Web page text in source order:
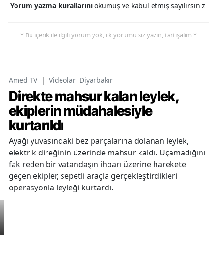
Yorum yazma kurallarını okumuş ve kabul etmiş sayılırsınız
* Bu içerik ile ilgili yorum yok, ilk yorumu siz yazın, tartışalım *
Amed TV | Videolar Diyarbakır
Direkte mahsur kalan leylek,
ekiplerin müdahalesiyle
kurtarıldı
Ayağı yuvasındaki bez parçalarına dolanan leylek,
elektrik direğinin üzerinde mahsur kaldı. Uçamadığını
fak reden bir vatandaşın ihbarı üzerine harekete
geçen ekipler, sepetli araçla gerçekleştirdikleri
operasyonla leyleği kurtardı.